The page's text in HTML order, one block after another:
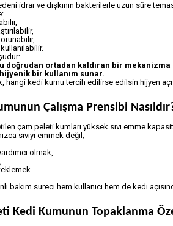
idrar ve dışkının bakterilerle uzun süre
doğrudan ortadan kaldıran bir
bir kullanım sunar.
hangi kedi kumu tercih edilirse edilsin hijyen
Çalışma Prensibi
çam peleti kumları yüksek sıvı emme
sıvıyı emmek değil;
olmak,
bakım süreci hem kullanıcı hem de kedi
Kedi Kumunun Topaklanma